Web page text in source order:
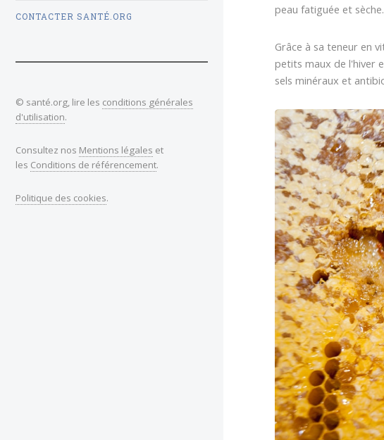
peau fatiguée et sèche.
Grâce à sa teneur en
petits maux de l'hiver
sels minéraux et
CONTACTER SANTÉ.ORG
© santé.org, lire les conditions générales
d'utilisation.
Consultez nos Mentions légales et
les Conditions de référencement.
Politique des cookies.